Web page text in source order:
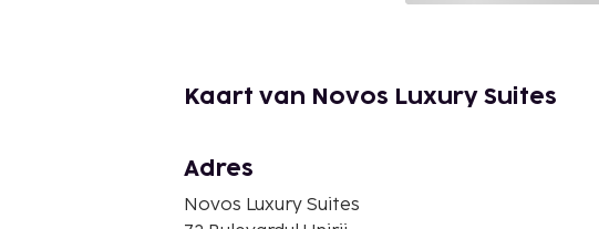
Kaart van Novos Luxury Suites
Adres
Novos Luxury Suites